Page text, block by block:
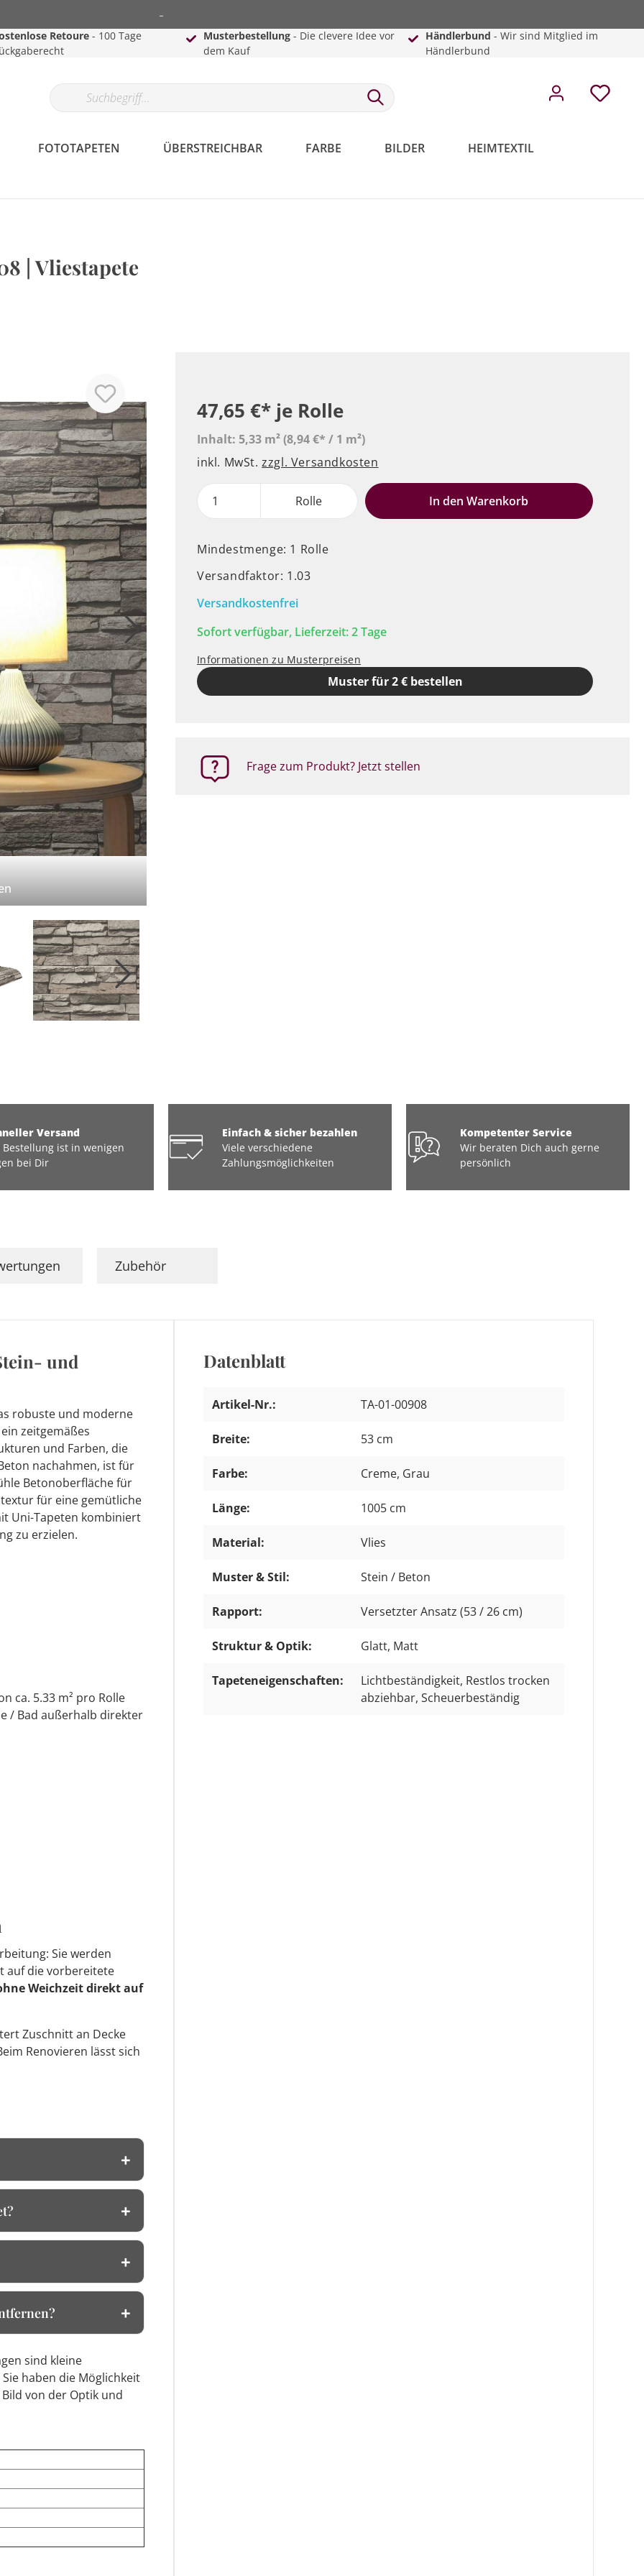
-
Retoure - 100 Tage
Musterbestellung- Die clevere Idee vor
dem Kauf
Händlerbund - Wir sind Mitglied im
Händlerbund
FOTOTAPETEN ÜBERSTREICHBAR FARBE BILDER HEIMTEXTIL
| Vliestapete
47,65 €* je Rolle
Inhalt: 5,33 m²(8,94 €* / 1 m²)
inkl. MwSt.zzgl. Versandkosten
Rolle In den Warenkorb
Mindestmenge: 1 Rolle
Versandfaktor: 1.03
Versandkostenfrei
Sofort verfügbar, Lieferzeit: 2 Tage
Informationen zu Musterpreisen
Muster für 2 € bestellen
Frage zum Produkt? Jetzt stellen
Versand
Bestellung ist in wenigen
bei Dir
Einfach & sicher bezahlen
Viele verschiedene
Zahlungsmöglichkeiten
Kompetenter Service
Wir beraten Dich auch gerne
persönlich
Zubehör
und
robuste und moderne
zeitgemäßes
und Farben, die
nachahmen, ist für
Betonoberfläche für
für eine gemütliche
Uni-Tapeten kombiniert
zu erzielen.
ca. 5.33 m² pro Rolle
/ Bad außerhalb direkter
Sie werden
auf die vorbereitete
Weichzeit direkt auf
Zuschnitt an Decke
Renovieren lässt sich
sind kleine
haben die Möglichkeit
von der Optik und
Datenblatt
Artikel-Nr.: TA-01-00908
Breite: 53 cm
Farbe: Creme, Grau
Länge: 1005 cm
Material: Vlies
Muster & Stil: Stein / Beton
Rapport: Versetzter Ansatz (53 / 26 cm)
Struktur & Optik: Glatt, Matt
Tapeteneigenschaften: Lichtbeständigkeit, Restlos trocken
abziehbar, Scheuerbeständig